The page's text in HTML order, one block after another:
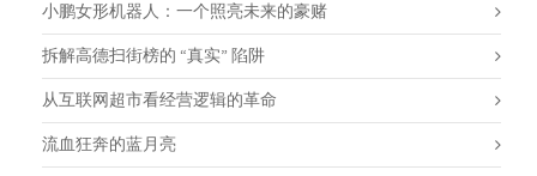
小鹏女形机器人：一个照亮未来的豪赌
拆解高德扫街榜的 “真实” 陷阱
从互联网超市看经营逻辑的革命
流血狂奔的蓝月亮